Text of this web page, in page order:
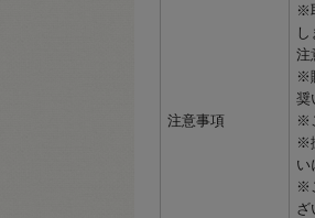
注意事項
※
注
※
奨
※
※
い
※
ざ